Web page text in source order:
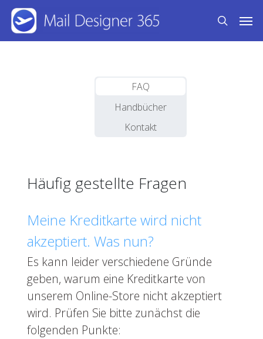
Skip
main
search
FAQ
Handbücher
Kontakt
Häufig gestellte Fragen
Meine Kreditkarte wird nicht
akzeptiert. Was nun?
Es kann leider verschiedene Gründe
geben, warum eine Kreditkarte von
unserem Online-Store nicht akzeptiert
wird. Prüfen Sie bitte zunächst die
folgenden Punkte: